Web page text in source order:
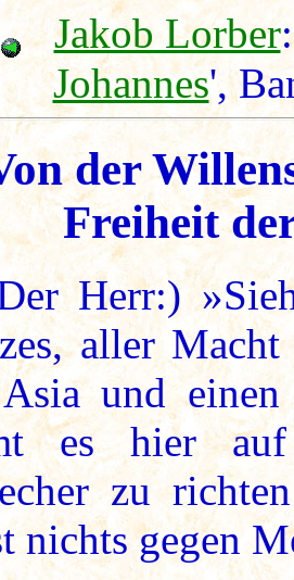
Jakob Lorber
Johannes',
der
Freiheit
Herr:)
aller
und
es hier
zu
nichts gegen